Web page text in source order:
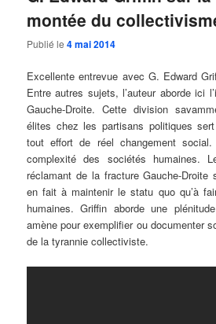
montée du
Publié le4 mai 2014
Excellente entrevue avec G. Edward
Entre autres sujets, l’auteur aborde ici
Gauche-Droite. Cette division
élites chez les partisans politiques
tout effort de réel changement
complexité des sociétés humaines.
réclamant de la fracture Gauche-Droite
en fait à maintenir le statu quo qu’à
humaines. Griffin aborde une
amène pour exemplifier ou documenter
de la tyrannie collectiviste.